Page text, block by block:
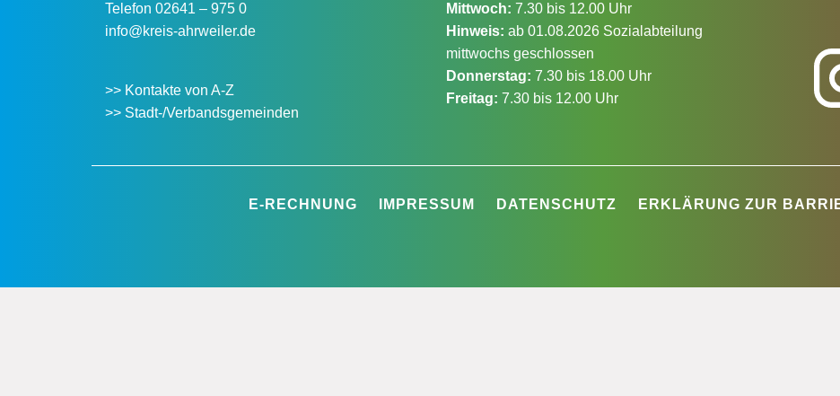
Telefon 02641 – 975 0
info@kreis-ahrweiler.de
>> Kontakte von A-Z
>> Stadt-/Verbandsgemeinden
Mittwoch: 7.30 bis 12.00 Uhr
Hinweis: ab 01.08.2026 Sozialabteilung
mittwochs geschlossen
Donnerstag: 7.30 bis 18.00 Uhr
Freitag: 7.30 bis 12.00 Uhr
E-RECHNUNG IMPRESSUM DATENSCHUTZ ERKLÄRUNG ZUR